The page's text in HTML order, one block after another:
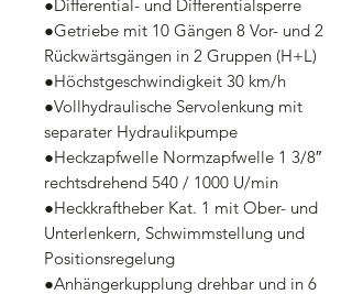
●Differential- und Differentialsperre
●Getriebe mit 10 Gängen 8 Vor- und 2
Rückwärtsgängen in 2 Gruppen (H+L)
●Höchstgeschwindigkeit 30 km/h
●Vollhydraulische Servolenkung mit
separater Hydraulikpumpe
●Heckzapfwelle Normzapfwelle 1 3/8″
rechtsdrehend 540 / 1000 U/min
●Heckkraftheber Kat. 1 mit Ober- und
Unterlenkern, Schwimmstellung und
Positionsregelung
●Anhängerkupplung drehbar und in 6